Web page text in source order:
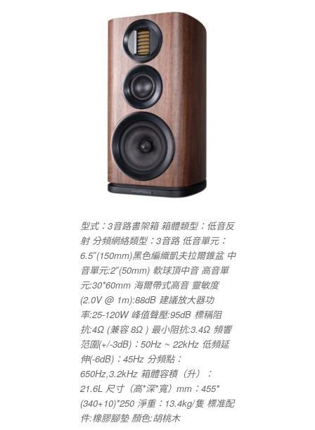
型式：3音路書架箱 箱體類型：低音反
射 分頻網絡類型：3音路 低音單元：
6.5″(150mm)黑色編織凱夫拉爾錐盆 中
音單元:2″(50mm) 軟球頂中音 高音單
元:30*60mm 海爾帶式高音 靈敏度
(2.0V @ 1m):88dB 建議放大器功
率:25-120W 峰值聲壓:95dB 標稱阻
抗:4Ω (兼容 8Ω ) 最小阻抗:3.4Ω 頻響
范圍(+/-3dB)：50Hz ~ 22kHz 低頻延
伸(-6dB)：45Hz 分頻點：
650Hz,3.2kHz 箱體容積（升）：
21.6L 尺寸（高*深*寬）mm：455*
(340+10)*250 淨重：13.4kg/隻 標准配
件:橡膠腳墊 顏色:胡桃木